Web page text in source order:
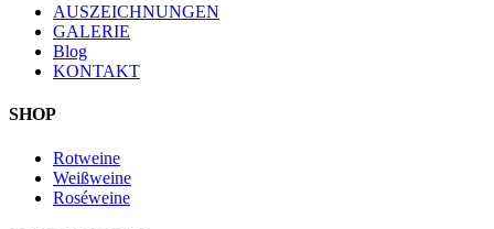
AUSZEICHNUNGEN
GALERIE
Blog
KONTAKT
SHOP
Rotweine
Weißweine
Roséweine